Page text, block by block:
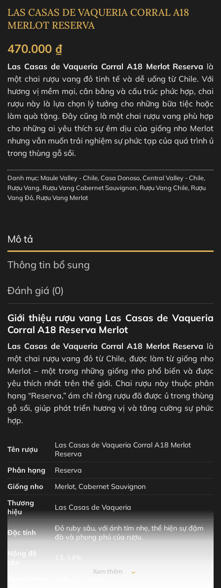
LAS CASAS DE VAQUERIA CORRAL A18
MERLOT RESERVA
470.000 ₫
Las Casas de Vaqueria Corral A18 Merlot Reserva là
một chai rượu vang đỏ tinh tế và dễ uống từ Chile. Với
hương vị mềm mại, cân bằng và cấu trúc phức hợp, chai
rượu này là lựa chọn lý tưởng cho những bữa tiệc hoặc
làm quà tặng. Đây cũng là một chai rượu vang phù hợp
cho những ai yêu thích sự êm dịu của giống nho Merlot
nhưng vẫn muốn trải nghiệm sự phức tạp của quá trình ủ
trong thùng gỗ sồi.
Danh mục: Maule Valley - Chile, Casa Donoso, Central Valley - Chile,
Rượu Vang, Rượu Vang Cabernet Sauvignon, Rượu Vang Chile, Rượu
Vang Đỏ, Rượu Vang Merlot
Mô tả
Thông tin bổ sung
Đánh giá (0)
Giới thiệu rượu vang Las Casas de Vaqueria
Corral A18 Reserva Merlot
Las Casas de Vaqueria Corral A18 Merlot Reserva là
một chai rượu vang đỏ từ Chile, được làm từ giống nho
Merlot – một trong những giống nho phổ biến và được
yêu thích nhất trên thế giới. Chai rượu này thuộc phân
hạng “Reserva,” ám chỉ rằng rượu đã được ủ trong thùng
gỗ sồi, giúp phát triển hương vị và tăng cường sự phức
hợp.
Tên rượu
Las Casas de Vaqueria Corral A18 Merlot
Reserva
Phân hạng
Reserva
Giống nho
Merlot, Cabernet Sauvignon
Thương
hiệu
Las Casas de Vaqueria
Đặc tính
Đỏ ruby sâu, với ánh tím nhẹ, thể hiện sự đậm
đà và phong phú của rượu.
Nồng độ
13-14%
Xem thêm